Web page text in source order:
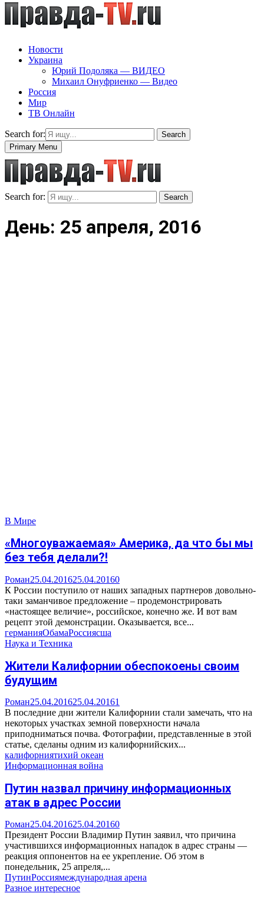
Новости
Украина
Юрий Подоляка — ВИДЕО
Михаил Онуфриенко — Видео
Россия
Мир
ТВ Онлайн
Search for:
Search
Primary Menu
Search for: Search
День: 25 апреля, 2016
В Мире
«Многоуважаемая» Америка, да что бы мы
без тебя делали?!
Роман25.04.201625.04.20160
К России поступило от наших западных партнеров довольно-
таки заманчивое предложение – продемонстрировать
«настоящее величие», российское, конечно же. И вот вам
рецепт этой демонстрации. Оказывается, все...
германияОбамаРоссиясша
Наука и Техника
Жители Калифорнии обеспокоены своим
будущим
Роман25.04.201625.04.20161
В последние дни жители Калифорнии стали замечать, что на
некоторых участках земной поверхности начала
приподниматься почва. Фотографии, представленные в этой
статье, сделаны одним из калифорнийских...
калифорниятихий океан
Информационная война
Путин назвал причину информационных
атак в адрес России
Роман25.04.201625.04.20160
Президент России Владимир Путин заявил, что причина
участившихся информационных нападок в адрес страны —
реакция оппонентов на ее укрепление. Об этом в
понедельник, 25 апреля,...
ПутинРоссиямеждународная арена
Разное интересное